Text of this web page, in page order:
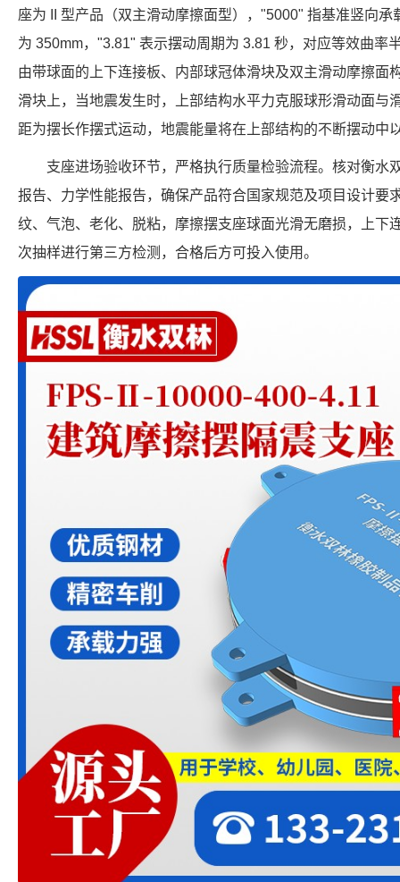
座为 II 型产品（双主滑动摩擦面型），"5000" 指基准竖向
为 350mm，"3.81" 表示摆动周期为 3.81 秒，对应等效曲率
由带球面的上下连接板、内部球冠体滑块及双主滑动摩擦面
滑块上，当地震发生时，上部结构水平力克服球形滑动面与
距为摆长作摆式运动，地震能量将在上部结构的不断摆动中
支座进场验收环节，严格执行质量检验流程。核对衡水
报告、力学性能报告，确保产品符合国家规范及项目设计要
纹、气泡、老化、脱粘，摩擦摆支座球面光滑无磨损，上下
次抽样进行第三方检测，合格后方可投入使用。